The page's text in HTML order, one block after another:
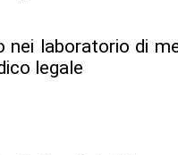
laboratorio di
legale